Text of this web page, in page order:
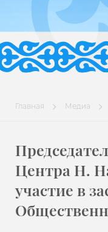
Главная Медиа
Центра Н.
участие в